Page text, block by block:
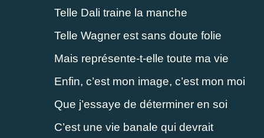
Telle Dali traine la manche
Telle Wagner est sans doute folie
Mais représente-t-elle toute ma vie
Enfin, c’est mon image, c’est mon moi
Que j’essaye de déterminer en soi
C’est une vie banale qui devrait